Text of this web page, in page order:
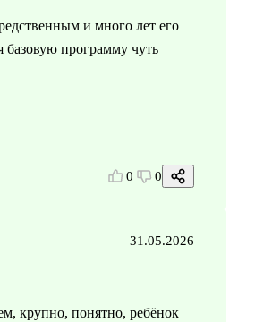
и много лет его
базовую программу чуть
0 0
31.05.2026
крупно, понятно, ребёнок